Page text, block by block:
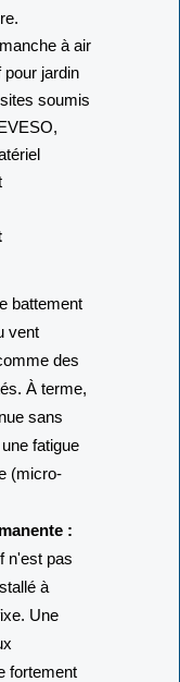
à air
pour jardin
soumis
battement
vent
des
À terme,
sans
fatigue
(micro-
:
n'est pas
à
Une
fortement